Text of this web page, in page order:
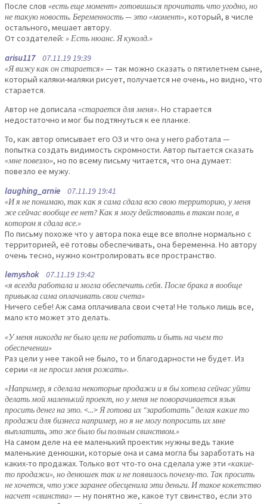
После слов «есть еще момент» готовишься прочитать что угодно, но
не такую новость. Беременность — это «момент», который, в числе
остального, мешает автору.
От создателей: » Есть нюанс. Я куколд.»
arisu11707.11.19 19:39
«Я вижу как он старается»— так можно сказать о пятилетнем сыне,
который каляки-маляки рисует, получается не очень, но видно, что
старается.
Автор не дописала «старается для меня». Но старается
недостаточно и мог бы подтянуться к ее планке.
То, как автор описывает его ОЗ и что она у него работала —
попытка создать видимость скромности. Автор пытается сказать
«мне повезло», но по всему письму читается, что она думает:
повезло ее мужу.
laughing_arnie 07.11.19 19:41
«И я не понимаю, так как я сама сдала всю свою территорию, у меня
же сейчас вообще ее нет? Как я могу действовать в таком поле, в
котором я сдала все.»
По письму похоже что у автора пока еще все вполне нормально с
территорией, её готовы обеспечивать, она беременна. Но автору
очень тесно, нужно контролировать все пространство.
lemyshok07.11.19 19:42
«я всегда работала и могла обеспечить себя. После брака я вообще
привыкла сама оплачивать свои счета»
Ничего себе! Аж сама оплачивала свои счета! Не только лишь все,
мало кто может это делать.
«У меня никогда не было цели не работать и быть на чьем то
обеспечении»
Раз цели у нее такой не было, то и благодарности не будет. Из
серии «я не просил меня рожать».
«Например, я сделала некоторые продажи и я бы хотела сейчас уйти
делать мой маленький проект, но у меня не поворачивается язык
просить денег на это. <...> Я готова их “заработать” делая какие то
продажи для бизнеса например, но я не могу попросить их мне
выплатить, это же было бы полным свинством.»
На самом деле на ее маленький проектик нужны ведь такие
маленькие денюшки, которые она и сама могла бы заработать на
каких-то продажах. Только вот что-то она сделала уже эти «какие-
то продажи», но денюшек так и не появилось почему-то. Так просить
не хочется, что уже заранее обесценила эти деньги. И такое кокетство
насчет «свинства»— ну понятно же, какое тут свинство, если это